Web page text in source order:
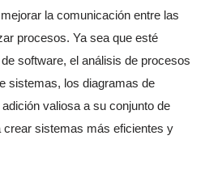
la comunicación entre las
procesos. Ya sea que esté
software, el análisis de procesos
sistemas, los diagramas de
valiosa a su conjunto de
crear sistemas más eficientes y